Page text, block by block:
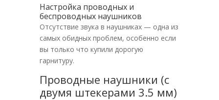
Настройка проводных и
беспроводных наушников
Отсутствие звука в наушниках — одна из
самых обидных проблем, особенно если
вы только что купили дорогую
гарнитуру.
Проводные наушники (с
двумя штекерами 3.5 мм)